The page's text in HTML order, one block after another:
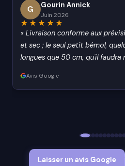
G Gourin Annick
Juin 2026
★★★★★
« Livraison conforme aux
et sec ; le seul petit bémol,
longues que 50 cm, qu'il faudra
Avis Google
Laisser un avis Google